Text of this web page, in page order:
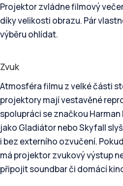
Projektor zvládne filmový
díky velikosti obrazu. Pár
výběru ohlídat.
Zvuk
Atmosféra filmu z velké části
projektory mají vestavěné
spolupráci se značkou
jako Gladiátor nebo Skyfall
i bez externího ozvučení.
má projektor zvukový výstup
připojit soundbar či domácí